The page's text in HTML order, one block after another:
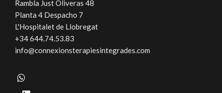
Rambla Just Oliveras 48
Planta 4 Despacho 7
L'Hospitalet de Llobregat
+34 644.74.53.83
info@connexionsterapiesintegrades.com